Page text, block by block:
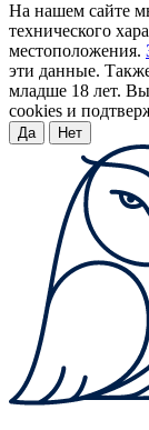
На нашем сайте
технического
местоположения.
эти данные.
младше 18 лет. Вы
cookies и
Да Нет